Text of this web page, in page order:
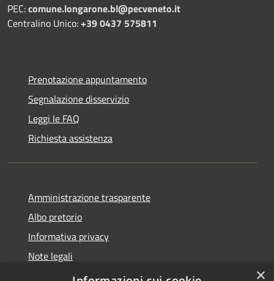
PEC:comune.longarone.bl@pecveneto.it
Centralino Unico:+39 0437 575811
Prenotazione appuntamento
Segnalazione disservizio
Leggi le FAQ
Richiesta assistenza
Amministrazione trasparente
Albo pretorio
Informativa privacy
Note legali
Dichiarazione di accessibilità
×